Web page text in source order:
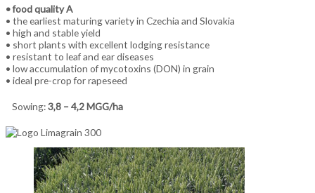
• food quality A
• the earliest maturing variety in Czechia and Slovakia
• high and stable yield
• short plants with excellent lodging resistance
• resistant to leaf and ear diseases
• low accumulation of mycotoxins (DON) in grain
• ideal pre-crop for rapeseed
Sowing:3,8 – 4,2 MGG/ha